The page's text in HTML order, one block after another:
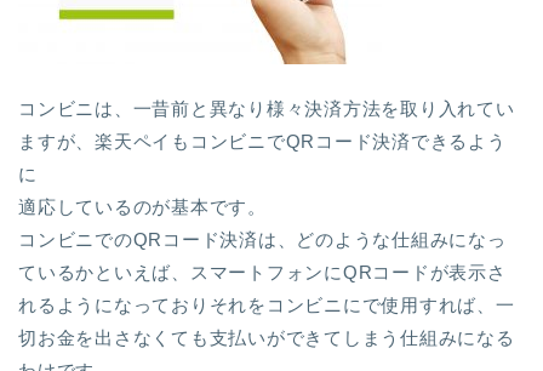
コンビニは、一昔前と異なり様々決済方法を取り入れてい
ますが、楽天ペイもコンビニでQRコード決済できるよう
に
適応しているのが基本です。
コンビニでのQRコード決済は、どのような仕組みになっ
ているかといえば、スマートフォンにQRコードが表示さ
れるようになっておりそれをコンビニにで使用すれば、一
切お金を出さなくても支払いができてしまう仕組みになる